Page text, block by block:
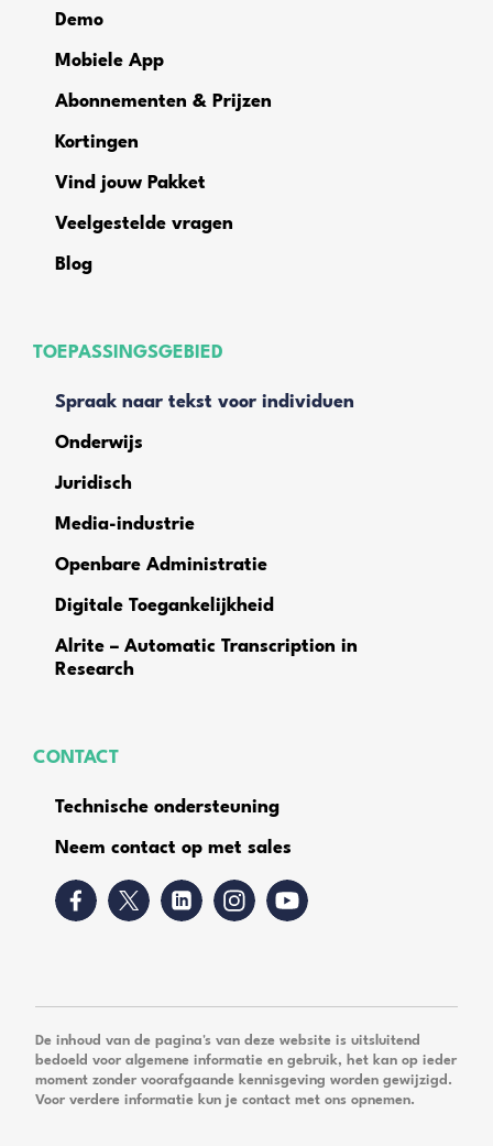
Demo
Mobiele App
Abonnementen & Prijzen
Kortingen
Vind jouw Pakket
Veelgestelde vragen
Blog
TOEPASSINGSGEBIED
Spraak naar tekst voor individuen
Onderwijs
Juridisch
Media-industrie
Openbare Administratie
Digitale Toegankelijkheid
Alrite – Automatic Transcription in
Research
CONTACT
Technische ondersteuning
Neem contact op met sales
De inhoud van de pagina's van deze website is uitsluitend
bedoeld voor algemene informatie en gebruik, het kan op ieder
moment zonder voorafgaande kennisgeving worden gewijzigd.
Voor verdere informatie kun je contact met ons opnemen.